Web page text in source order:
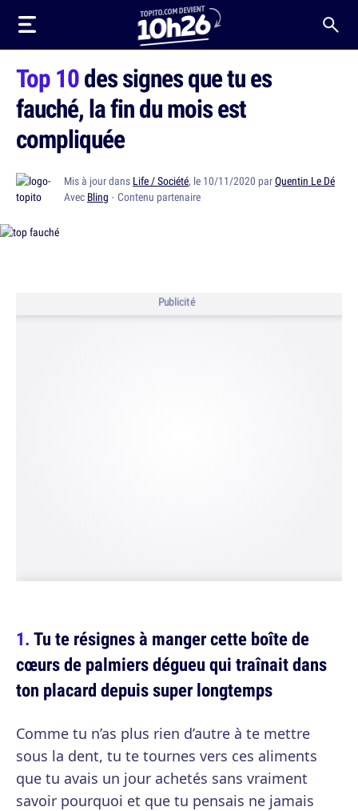
Top 10des signes que tu es
fauché, la fin du mois est
compliquée
Mis à jour dans Life / Société, le 10/11/2020 parQuentin Le Dé
Avec Bling · Contenu partenaire
Publicité
Tu te résignes à manger cette boîte de
cœurs de palmiers dégueu qui traînait dans
ton placard depuis super longtemps
Comme tu n’as plus rien d’autre à te mettre
sous la dent, tu te tournes vers ces aliments
que tu avais un jour achetés sans vraiment
savoir pourquoi et que tu pensais ne jamais